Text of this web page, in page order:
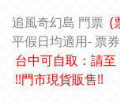
追風奇幻島 門票 (
平假日均適用- 票
台中可自取：請至
!!門市現貨販售!!